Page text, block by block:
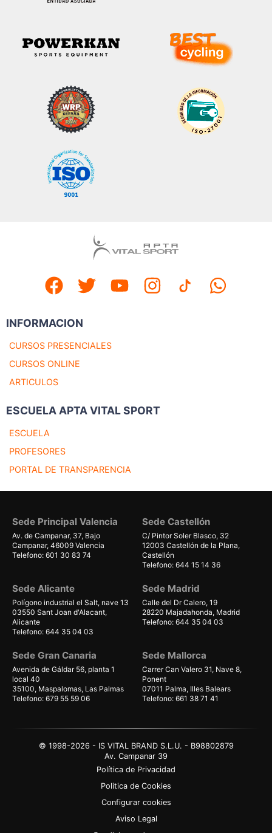
INFORMACION
CURSOS PRESENCIALES
CURSOS ONLINE
ARTICULOS
ESCUELA APTA VITAL SPORT
ESCUELA
PROFESORES
PORTAL DE TRANSPARENCIA
Sede Principal Valencia
Av. de Campanar, 37, Bajo
Campanar, 46009 Valencia
Telefono: 601 30 83 74
Sede Castellón
C/ Pintor Soler Blasco, 32
12003 Castellón de la Plana,
Castellón
Telefono: 644 15 14 36
Sede Alicante
Polígono industrial el Salt, nave 13
03550 Sant Joan d'Alacant,
Alicante
Telefono: 644 35 04 03
Sede Madrid
Calle del Dr Calero, 19
28220 Majadahonda, Madrid
Telefono: 644 35 04 03
Sede Gran Canaria
Avenida de Gáldar 56, planta 1
local 40
35100, Maspalomas, Las Palmas
Telefono: 679 55 59 06
Sede Mallorca
Carrer Can Valero 31, Nave 8,
Ponent
07011 Palma, Illes Balears
Telefono: 661 38 71 41
© 1998-2026 - IS VITAL BRAND S.L.U. - B98802879
Av. Campanar 39
Política de Privacidad
Politica de Cookies
Configurar cookies
Aviso Legal